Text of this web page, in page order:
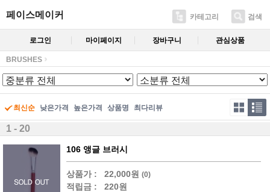
페이스메이커 카테고리 검색
로그인 마이페이지 장바구니 관심상품
BRUSHES
최신순 낮은가격 높은가격 상품명 최다리뷰
1 - 20
106 앵글 브러시
상품가 : 22,000원 (0)
적립금 : 220원